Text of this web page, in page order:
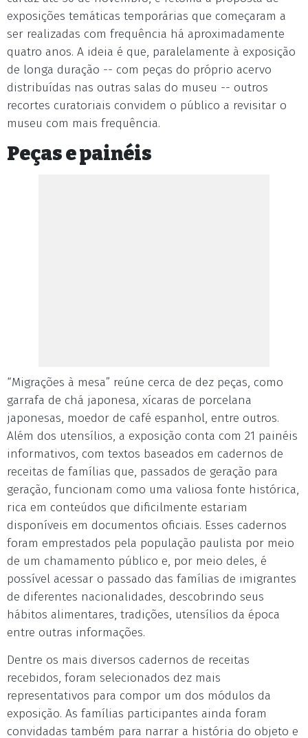
exposições temáticas temporárias que começaram a
ser realizadas com frequência há aproximadamente
quatro anos. A ideia é que, paralelamente à exposição
de longa duração -- com peças do próprio acervo
distribuídas nas outras salas do museu -- outros
recortes curatoriais convidem o público a revisitar o
museu com mais frequência.
Peças e painéis
“Migrações à mesa” reúne cerca de dez peças, como
garrafa de chá japonesa, xícaras de porcelana
japonesas, moedor de café espanhol, entre outros.
Além dos utensílios, a exposição conta com 21 painéis
informativos, com textos baseados em cadernos de
receitas de famílias que, passados de geração para
geração, funcionam como uma valiosa fonte histórica,
rica em conteúdos que dificilmente estariam
disponíveis em documentos oficiais. Esses cadernos
foram emprestados pela população paulista por meio
de um chamamento público e, por meio deles, é
possível acessar o passado das famílias de imigrantes
de diferentes nacionalidades, descobrindo seus
hábitos alimentares, tradições, utensílios da época
entre outras informações.
Dentre os mais diversos cadernos de receitas
recebidos, foram selecionados dez mais
representativos para compor um dos módulos da
exposição. As famílias participantes ainda foram
convidadas também para narrar a história do objeto e